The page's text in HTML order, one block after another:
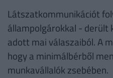
Látszatkommunikációt
állampolgárokkal - derült
adott mai válaszaiból. A
hogy a minimálbérből
munkavállalók zsebében.